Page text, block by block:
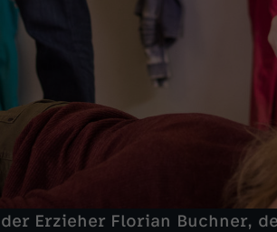
Erzieher Florian Buchner,